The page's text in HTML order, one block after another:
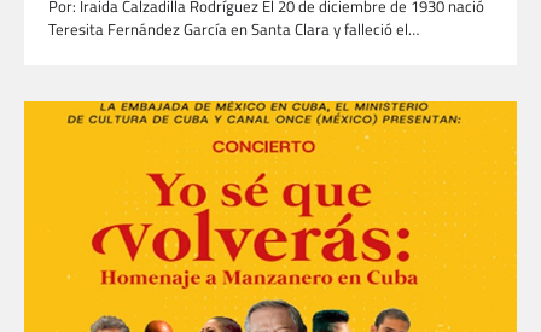
Por: Iraida Calzadilla Rodríguez El 20 de diciembre de 1930 nació
Teresita Fernández García en Santa Clara y falleció el…